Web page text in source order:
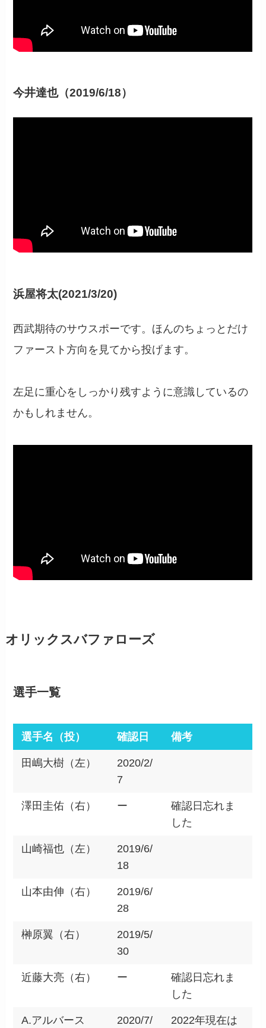
今井達也（2019/6/18）
浜屋将太(2021/3/20)
西武期待のサウスポーです。ほんのちょっとだけ
ファースト方向を見てから投げます。
左足に重心をしっかり残すように意識しているの
かもしれません。
オリックスバファローズ
選手一覧
選手名（投） 確認日 備考
田嶋大樹（左）
2020/2/
7
澤田圭佑（右） ー
確認日忘れま
した
山崎福也（左）
2019/6/
18
山本由伸（右）
2019/6/
28
榊原翼（右）
2019/5/
30
近藤大亮（右） ー
確認日忘れま
した
A.アルバース
2020/7/
2022年現在は